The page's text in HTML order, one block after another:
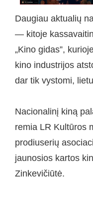
Daugiau aktualių
— kitoje
„Kino gidas”,
kino industrijos
dar tik vystomi,
Nacionalinį kiną
remia LR Kultūros
prodiuserių
jaunosios kartos
Zinkevičiūtė.